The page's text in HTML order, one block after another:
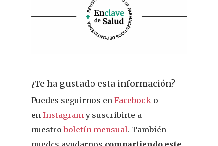
¿Te ha gustado esta información?
Puedes seguirnos enFacebook o
enInstagram y suscribirte a
nuestroboletín mensual. También
puedes ayudarnos compartiendo este